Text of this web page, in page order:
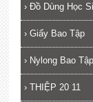
› Đồ Dùng Học
› Giấy Bao Tập
› Nylong Bao
› THIỆP 20 11